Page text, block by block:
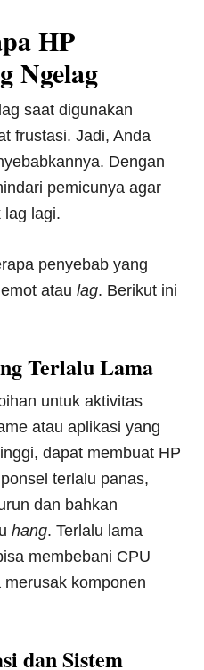
HP
Ngelag
saat digunakan
frustasi. Jadi, Anda
Dengan
pemicunya agar
lag lagi.
penyebab yang
ataulag. Berikut ini
Terlalu Lama
untuk aktivitas
atau aplikasi yang
dapat membuat HP
terlalu panas,
dan bahkan
hang. Terlalu lama
membebani CPU
komponen
dan Sistem